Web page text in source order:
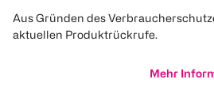
Aus Gründen des
aktuellen Produktrückrufe.
Mehr